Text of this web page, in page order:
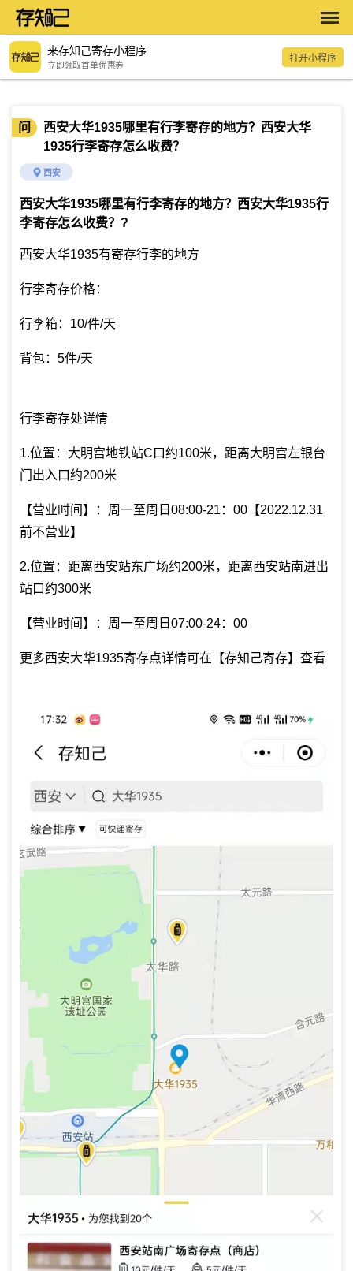
来存知己寄存小程序
立即领取首单优惠券
打开小程序
问
西安大华1935哪里有行李寄存的地方？西安大华
1935行李寄存怎么收费？
西安
西安大华1935哪里有行李寄存的地方？西安大华1935行
李寄存怎么收费？ ?
西安大华1935有寄存行李的地方
行李寄存价格：
行李箱：10/件/天
背包：5件/天
行李寄存处详情
1.位置：大明宫地铁站C口约100米，距离大明宫左银台
门出入口约200米
【营业时间】：周一至周日08:00-21：00【2022.12.31
前不营业】
2.位置：距离西安站东广场约200米，距离西安站南进出
站口约300米
【营业时间】：周一至周日07:00-24：00
更多西安大华1935寄存点详情可在【存知己寄存】查看